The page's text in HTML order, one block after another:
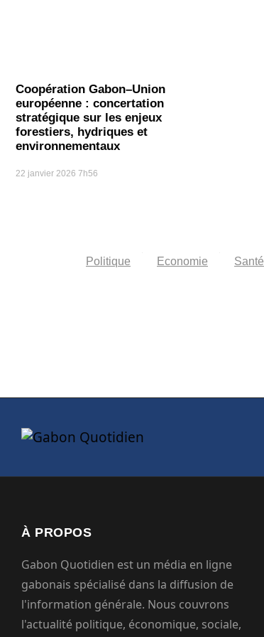
Coopération Gabon–Union
européenne : concertation
stratégique sur les enjeux
forestiers, hydriques et
environnementaux
22 janvier 2026 7h56
Politique Economie Santé
À PROPOS
Gabon Quotidien est un média en ligne
gabonais spécialisé dans la diffusion de
l'information générale. Nous couvrons
l'actualité politique, économique, sociale,